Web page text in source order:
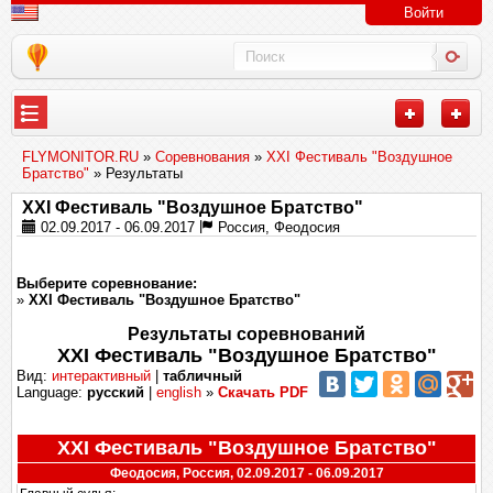
Войти
FLYMONITOR.RU » Соревнования » XXІ Фестиваль "Воздушное
Братство" » Результаты
XXІ Фестиваль "Воздушное Братство"
02.09.2017 - 06.09.2017 Россия, Феодосия
Выберите соревнование:
» XXІ Фестиваль "Воздушное Братство"
Результаты соревнований
XXІ Фестиваль "Воздушное Братство"
Вид: интерактивный
табличный
Language: русский english » Скачать PDF
XXІ Фестиваль "Воздушное Братство"
Феодосия, Россия, 02.09.2017 - 06.09.2017